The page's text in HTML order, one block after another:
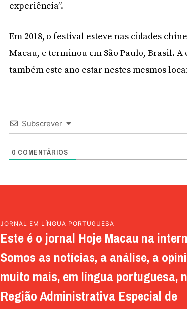
experiência”.
Em 2018, o festival esteve nas cidades
Macau, e terminou em São Paulo, Brasil. A
também este ano estar nestes mesmos
Subscrever
0 COMENTÁRIOS
JORNAL EM LÍNGUA PORTUGUESA
Este é o jornal Hoje Macau na
Somos as notícias, a análise, a
muito mais, em língua portuguesa,
Região Administrativa Especial de